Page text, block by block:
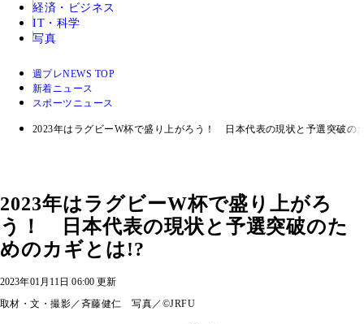
経済・ビジネス
IT・科学
写真
週プレNEWS TOP
新着ニュース
スポーツニュース
2023年はラグビーW杯で盛り上がろう！ 日本代表の現状と予選突破の
2023年はラグビーW杯で盛り上がろ
う！ 日本代表の現状と予選突破のた
めのカギとは!?
2023年01月11日 06:00 更新
取材・文・撮影／斉藤健仁 写真／©JRFU